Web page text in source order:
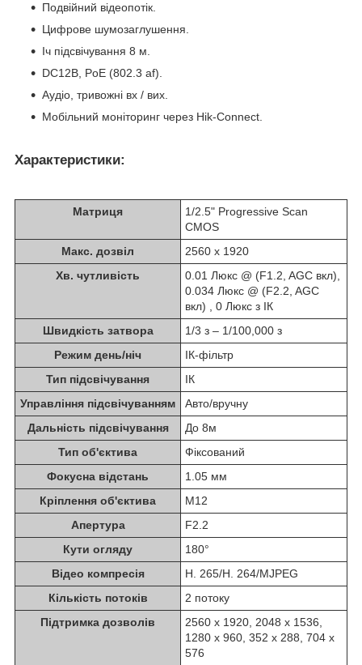
Подвійний відеопотік.
Цифрове шумозаглушення.
Іч підсвічування 8 м.
DC12В, PoE (802.3 af).
Аудіо, тривожні вх / вих.
Мобільний моніторинг через Hik-Connect.
Характеристики:
Матриця
1/2.5" Progressive Scan
CMOS
Макс. дозвіл
2560 x 1920
Хв. чутливість
0.01 Люкс @ (F1.2, AGC вкл),
0.034 Люкс @ (F2.2, AGC
вкл) , 0 Люкс з ІК
Швидкість затвора
1/3 з – 1/100,000 з
Режим день/ніч
ІК-фільтр
Тип підсвічування
ІК
Управління підсвічуванням
Авто/вручну
Дальність підсвічування
До 8м
Тип об'єктива
Фіксований
Фокусна відстань
1.05 мм
Кріплення об'єктива
M12
Апертура
F2.2
Кути огляду
180°
Відео компресія
H. 265/H. 264/MJPEG
Кількість потоків
2 потоку
Підтримка дозволів
2560 x 1920, 2048 x 1536,
1280 x 960, 352 x 288, 704 x
576